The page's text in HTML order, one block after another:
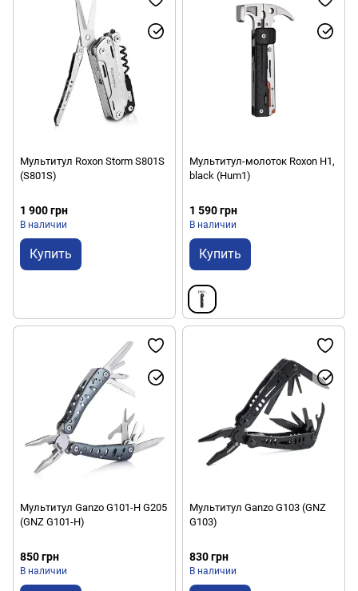
Мультитул Roxon Storm S801S
(S801S)
1 900 грн
В наличии
Купить
Мультитул-молоток Roxon H1,
black (Hum1)
1 590 грн
В наличии
Купить
Мультитул Ganzo G101-H G205
(GNZ G101-H)
850 грн
В наличии
Мультитул Ganzo G103 (GNZ
G103)
830 грн
В наличии